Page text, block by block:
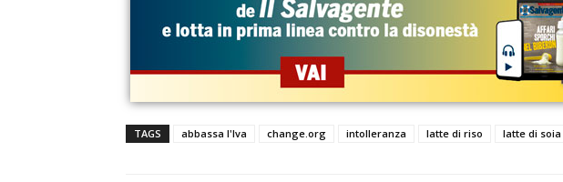
TAGS abbassa l'Iva change.org intolleranza latte di riso latte di soia